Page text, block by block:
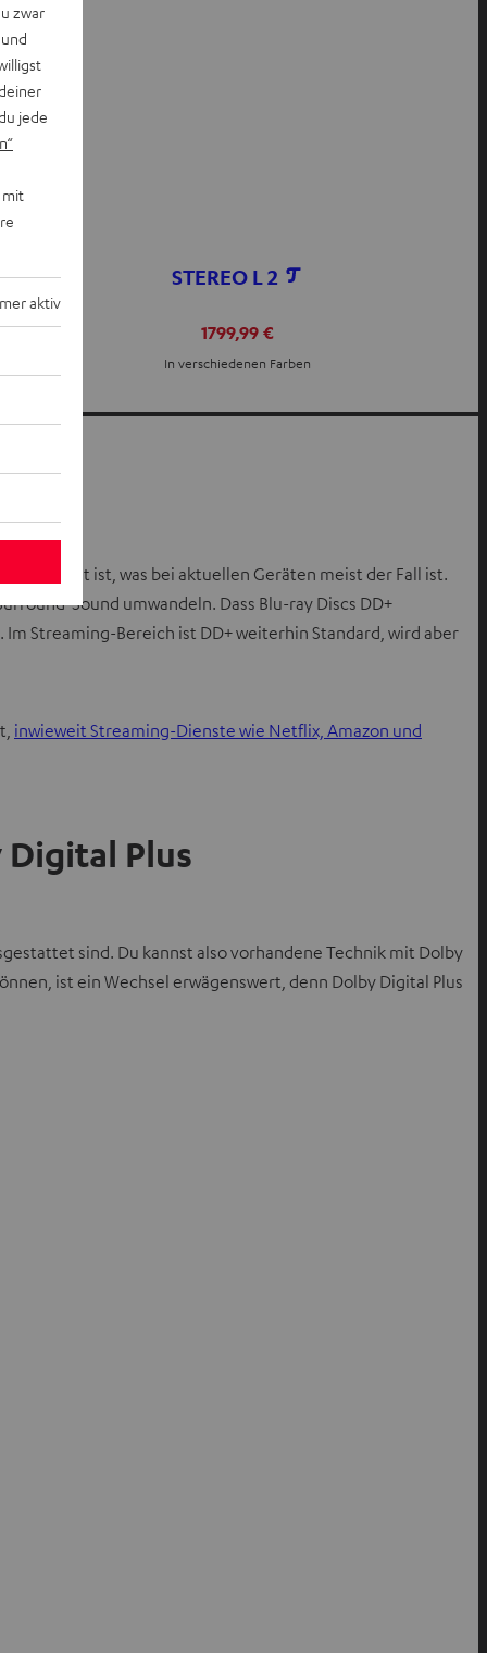
STEREO L 2
1799,99 €
In verschiedenen Farben
ist, was bei aktuellen Geräten meist der Fall ist.
Sound umwandeln. Dass Blu-ray Discs DD+
Im Streaming-Bereich ist DD+ weiterhin Standard, wird aber
inwieweit Streaming-Dienste wie Netflix, Amazon und
Plus
sind. Du kannst also vorhandene Technik mit Dolby
ist ein Wechsel erwägenswert, denn Dolby Digital Plus
zwar
jede
mit
aktiv